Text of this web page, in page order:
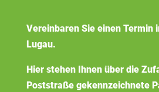
Vereinbaren Sie einen Termin
Lugau.
Hier stehen Ihnen über die
Poststraße gekennzeichnete